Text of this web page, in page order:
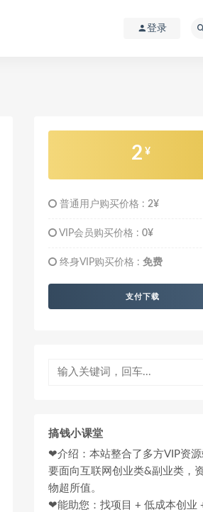
登录
2 ¥
普通用户购买价格 : 2¥
VIP会员购买价格 : 0¥
终身VIP购买价格 : 免费
支付下载
搞钱小课堂
❤介绍：本站整合了多方VIP资源
要面向互联网创业类&副业类，
物超所值。
❤能助您：找项目 + 低成本创业